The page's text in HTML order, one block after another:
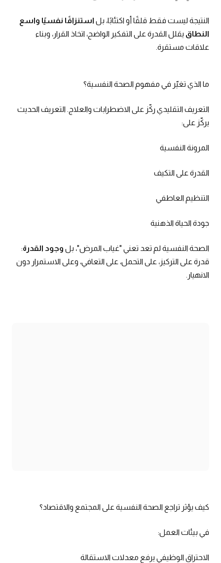
النتيجة ليست فقط قلقًا أو اكتئابًا، بل استنزافًا نفسيًا واسع
النطاق يقلل القدرة على التفكير الواضح، اتخاذ القرار، وبناء
علاقات مستقرة.
ما الذي تغيّر في مفهوم الصحة النفسية؟
التعريف التقليدي ركّز على الاضطرابات والعلاج. التعريف الحديث
يركّز على:
المرونة النفسية
القدرة على التكيف
التنظيم العاطفي
جودة الحياة الذهنية
الصحة النفسية لم تعد تعني "غياب المرض"، بل وجود القدرة:
قدرة على التركيز، على التحمل، على التعافي، وعلى الاستمرار دون
الانهيار.
كيف يؤثر تراجع الصحة النفسية على المجتمع والاقتصاد؟
في بيئات العمل:
الاحتراق الوظيفي يرفع معدلات الاستقالة